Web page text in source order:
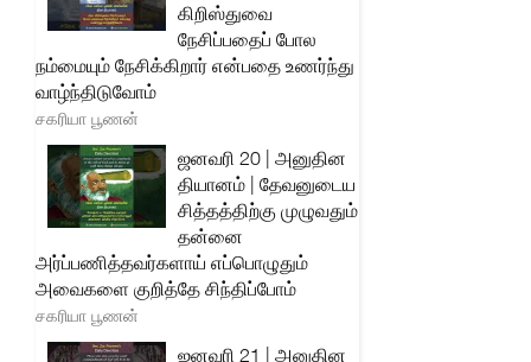
கிறிஸ்துவை
நேசிப்பதைப் போல
நம்மையும் நேசிக்கிறார் என்பதை உணர்ந்து
வாழ்ந்திடுவோம்
சகரியா பூணன்
ஜனவரி 20 | அனுதின
தியானம் | தேவனுடைய
சித்தத்திற்கு முழுவதும்
தன்னை
அர்ப்பணித்தவர்களாய் எப்பொழுதும்
அவைகளை குறித்தே சிந்திப்போம்
சகரியா பூணன்
ஜனவரி 21 | அனுதின